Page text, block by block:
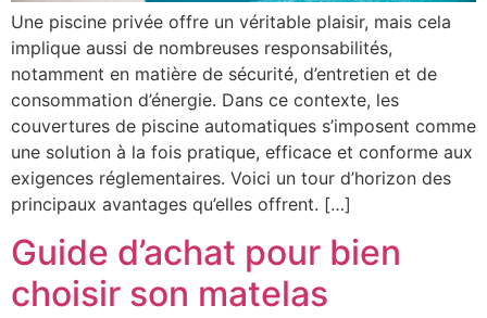
Une piscine privée offre un véritable plaisir, mais cela
implique aussi de nombreuses responsabilités,
notamment en matière de sécurité, d’entretien et de
consommation d’énergie. Dans ce contexte, les
couvertures de piscine automatiques s’imposent comme
une solution à la fois pratique, efficace et conforme aux
exigences réglementaires. Voici un tour d’horizon des
principaux avantages qu’elles offrent. […]
Guide d’achat pour bien
choisir son matelas